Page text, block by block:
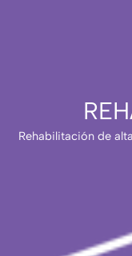
Rehabilitación de